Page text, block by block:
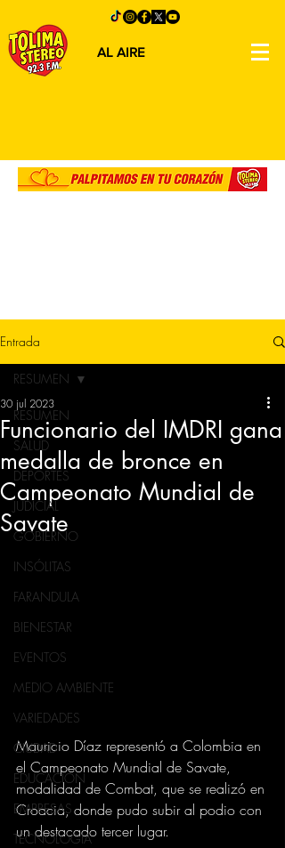
AL AIRE
Entrada
RESUMEN
SALUD
DEPORTES
JUDICIAL
GOBIERNO
INSÓLITAS
FARANDULA
BIENESTAR
EVENTOS
MEDIO AMBIENTE
VARIEDADES
CIUDAD
EDUCACION
EMPRESAS
TECNOLOGIA
RESUMEN
Funcionario del IMDRI gana
medalla de bronce en
Campeonato Mundial de
Savate
30 jul 2023
Mauricio Díaz representó a Colombia en
el Campeonato Mundial de Savate,
modalidad de Combat, que se realizó en
Croacia, donde pudo subir al podio con
un destacado tercer lugar.